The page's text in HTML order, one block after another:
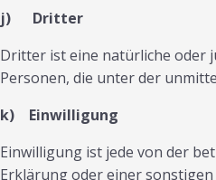
j) Dritter
Dritter ist eine natürliche oder
Personen, die unter der
k) Einwilligung
Einwilligung ist jede von der
Erklärung oder einer